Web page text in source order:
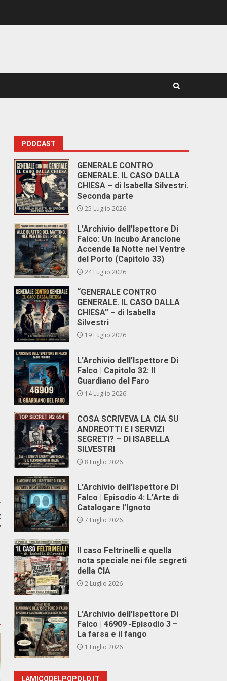
PODCAST
GENERALE CONTRO
GENERALE. IL CASO DALLA
CHIESA – di Isabella Silvestri.
Seconda parte
25 Luglio 2026
L’Archivio dell’Ispettore Di
Falco: Un Incubo Arancione
Accende la Notte nel Ventre
del Porto (Capitolo 33)
24 Luglio 2026
“GENERALE CONTRO
GENERALE. IL CASO DALLA
CHIESA” – di Isabella
Silvestri
19 Luglio 2026
L’Archivio dell’Ispettore Di
Falco | Capitolo 32: Il
Guardiano del Faro
14 Luglio 2026
COSA SCRIVEVA LA CIA SU
ANDREOTTI E I SERVIZI
SEGRETI? – DI ISABELLA
SILVESTRI
8 Luglio 2026
L’Archivio dell’Ispettore Di
Falco | Episodio 4: L’Arte di
Catalogare l’Ignoto
7 Luglio 2026
Il caso Feltrinelli e quella
nota speciale nei file segreti
della CIA
2 Luglio 2026
L’Archivio dell’Ispettore Di
Falco | 46909 -Episodio 3 –
La farsa e il fango
1 Luglio 2026
LAMICODELPOPOLO.IT